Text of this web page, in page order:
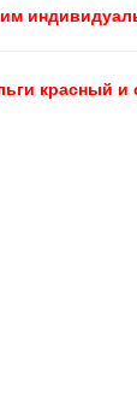
красный и